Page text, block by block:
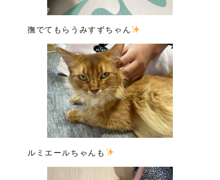
撫でてもらうみすずちゃん
ルミエールちゃんも